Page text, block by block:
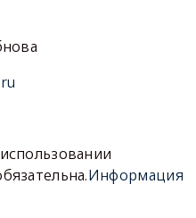
Информация